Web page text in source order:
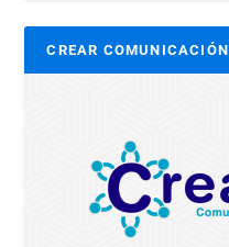
CREAR COMUNICACIÓN